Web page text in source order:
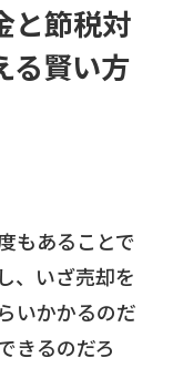
と節税対
る賢い方
もあることで
、いざ売却を
いかかるのだ
きるのだろ